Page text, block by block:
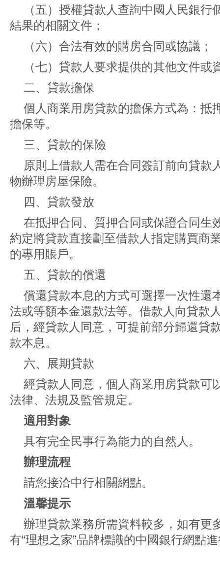
（五）授權貸款人查詢中國人民銀
結果的相關文件；
（六）合法有效的購房合同或協議；
（七）貸款人要求提供的其他文件或
二、貸款擔保
個人商業用房貸款的擔保方式為：抵
擔保等。
三、貸款的保險
原則上借款人需在合同簽訂前向貸款
物辦理房屋保險。
四、貸款發放
在抵押合同、質押合同或保證合同生
約定將貸款直接劃至借款人指定購買商
的專用賬戶。
五、貸款的償還
償還貸款本息的方式可選擇一次性還
法或等額本金還款法等。借款人向貸款
后，經貸款人同意，可提前部分歸還貸
款本息。
六、展期貸款
經貸款人同意，個人商業用房貸款可
法律、法規及監管規定。
適用對象
具有完全民事行為能力的自然人。
辦理流程
請您接洽中行相關網點。
溫馨提示
辦理貸款業務所需資料較多，如有更
有“理想之家”品牌標識的中國銀行網點